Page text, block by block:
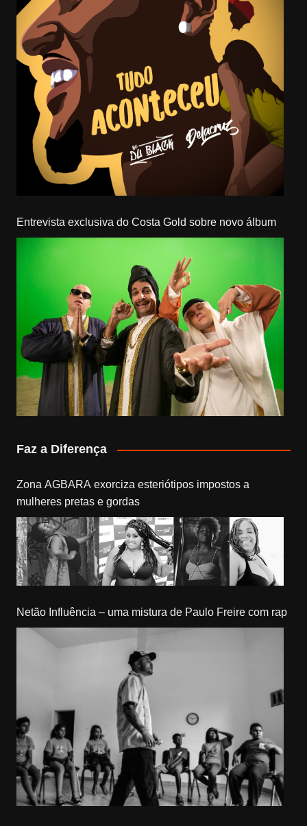
Entrevista exclusiva do Costa Gold sobre novo álbum
Faz a Diferença
Zona AGBARA exorciza esteriótipos impostos a
mulheres pretas e gordas
Netão Influência – uma mistura de Paulo Freire com rap